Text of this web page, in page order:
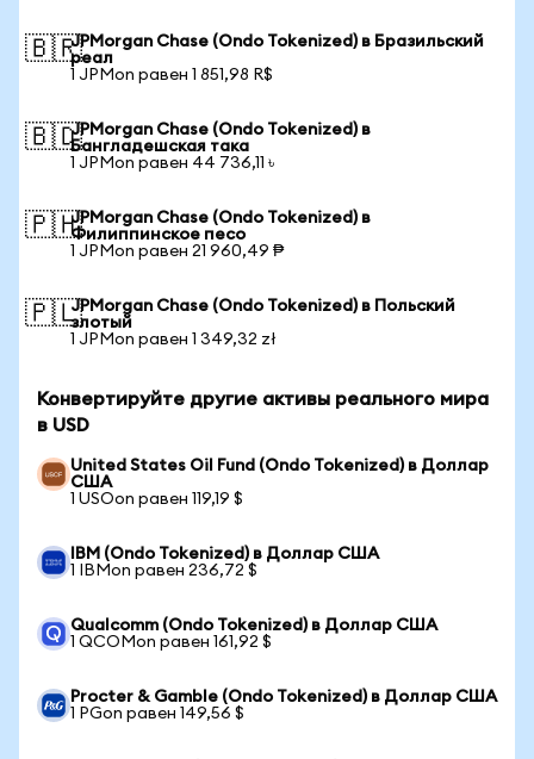
🇧🇷JPMorgan Chase (Ondo Tokenized) в Бразильский
реал
1 JPMon равен 1 851,98 R$
🇧🇩JPMorgan Chase (Ondo Tokenized) в
Бангладешская така
1 JPMon равен 44 736,11 ৳
🇵🇭JPMorgan Chase (Ondo Tokenized) в
Филиппинское песо
1 JPMon равен 21 960,49 ₱
🇵🇱JPMorgan Chase (Ondo Tokenized) в Польский
злотый
1 JPMon равен 1 349,32 zł
Конвертируйте другие активы реального мира
в USD
United States Oil Fund (Ondo Tokenized) в Доллар
США
1 USOon равен 119,19 $
IBM (Ondo Tokenized) в Доллар США
1 IBMon равен 236,72 $
Qualcomm (Ondo Tokenized) в Доллар США
1 QCOMon равен 161,92 $
Procter & Gamble (Ondo Tokenized) в Доллар США
1 PGon равен 149,56 $